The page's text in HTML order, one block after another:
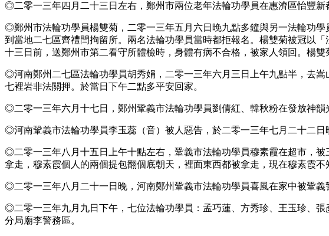
◎二零一三年四月二十三日左右，鄭州市兩位老年法輪功學員在惠濟區怡豐新
◎鄭州市法輪功學員楊雙菊，二零一三年五月六日晚九點多鐘與另一法輪功
到當地二七區齊禮閆拘留所。兩名法輪功學員當時都拒報名。楊雙菊被冠以
十三日前，送鄭州市第二看守所體檢時，身體有病不合格，被家人領回。楊
◎河南鄭州二七區法輪功學員胡秀娟，二零一三年六月三日上午九點半，去
七裡岩非法關押。於當日下午二點多平安回家。
◎二零一三年六月十七日，鄭州鞏義市法輪功學員劉倩紅、韓秋粉在發放神
◎河南鞏義市法輪功學員李玉蕊（音）被人惡告，於二零一三年七月二十二
◎二零一三年八月十五日上午十點左右，鞏義市法輪功學員穆素霞在超市，
拿走，穆素霞個人的兩個提包翻個底朝天，裡面東西都被拿走，現在穆素霞不
◎二零一三年八月二十一日晚，河南鄭州鞏義市法輪功學員喜風在家中被鞏義
◎二零一三年九月九日下午，七位法輪功學員：孟巧蓮、方秀珍、王玉珍、
分局廟李警務區。